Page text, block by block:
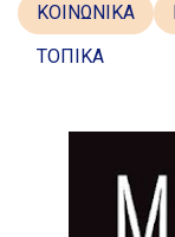
ΚΟΙΝΩΝΙΚΑ
ΤΟΠΙΚΑ